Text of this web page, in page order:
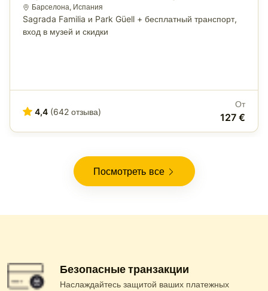
Барселона, Испания
Sagrada Familia и Park Güell + бесплатный транспорт,
вход в музей и скидки
4,4 (642 отзыва)
От
127 €
Посмотреть все
Безопасные транзакции
Наслаждайтесь защитой ваших платежных